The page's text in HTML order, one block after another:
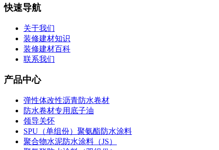
快速导航
关于我们
装修建材知识
装修建材百科
联系我们
产品中心
弹性体改性沥青防水卷材
防水卷材专用底子油
领导关怀
SPU（单组份）聚氨酯防水涂料
聚合物水泥防水涂料（JS）